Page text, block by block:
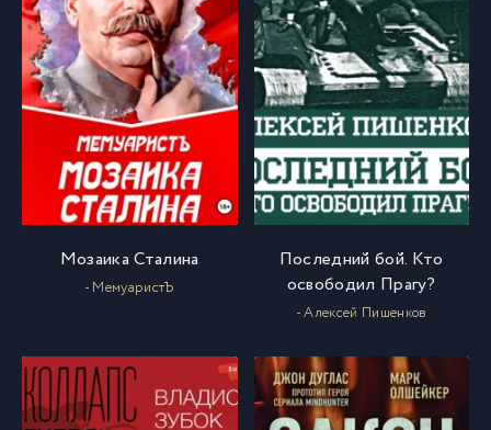
Мозаика Сталина
- МемуаристЪ
Последний бой. Кто
освободил Прагу?
- Алексей Пишенков